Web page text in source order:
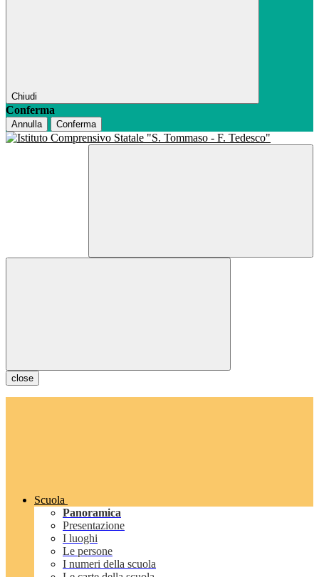
Chiudi
Conferma
Annulla Conferma
close
Scuola
Panoramica
Presentazione
I luoghi
Le persone
I numeri della scuola